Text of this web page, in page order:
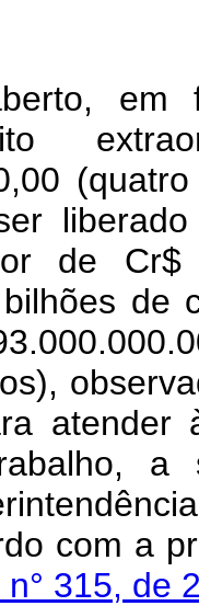
em
de Cr$
de
atender
a
com a
315, de